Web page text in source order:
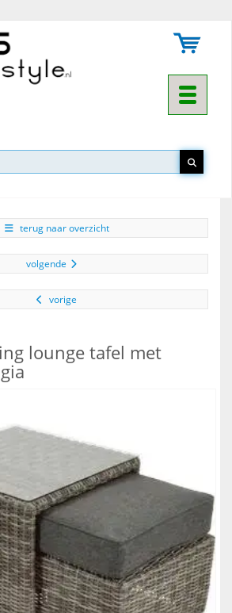
Toggle
▼
terug naar overzicht
volgende
vorige
lounge tafel met